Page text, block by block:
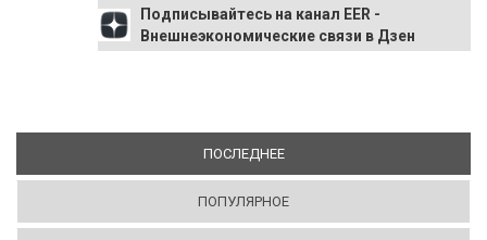
Подписывайтесь на канал EER -
Внешнеэкономические связи в Дзен
ПОСЛЕДНЕЕ(АКТИВНАЯ ВКЛАДКА)
ПОПУЛЯРНОЕ